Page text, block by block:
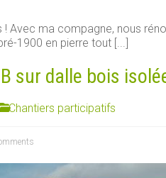
! Avec ma compagne, nous
1900 en pierre tout [...]
sur dalle bois
Chantiers participatifs